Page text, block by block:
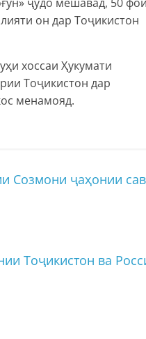
он дар Тоҷикистон
хоссаи Ҳукумати
Тоҷикистон дар
менамояд.
Созмони ҷаҳонии
Тоҷикистон ва